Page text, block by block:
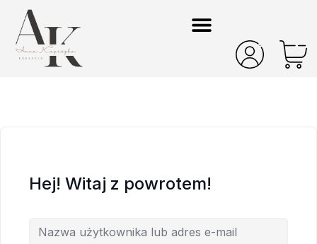
Hej! Witaj z powrotem!